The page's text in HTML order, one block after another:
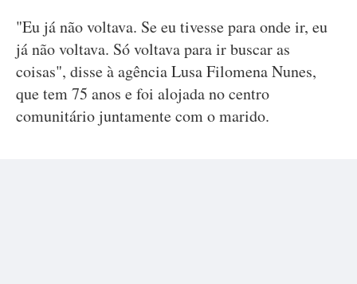
"Eu já não voltava. Se eu tivesse para onde ir, eu
já não voltava. Só voltava para ir buscar as
coisas", disse à agência Lusa Filomena Nunes,
que tem 75 anos e foi alojada no centro
comunitário juntamente com o marido.